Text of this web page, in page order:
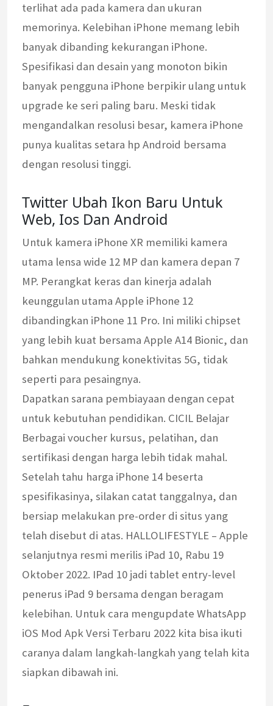
terlihat ada pada kamera dan ukuran
memorinya. Kelebihan iPhone memang lebih
banyak dibanding kekurangan iPhone.
Spesifikasi dan desain yang monoton bikin
banyak pengguna iPhone berpikir ulang untuk
upgrade ke seri paling baru. Meski tidak
mengandalkan resolusi besar, kamera iPhone
punya kualitas setara hp Android bersama
dengan resolusi tinggi.
Twitter Ubah Ikon Baru Untuk
Web, Ios Dan Android
Untuk kamera iPhone XR memiliki kamera
utama lensa wide 12 MP dan kamera depan 7
MP. Perangkat keras dan kinerja adalah
keunggulan utama Apple iPhone 12
dibandingkan iPhone 11 Pro. Ini miliki chipset
yang lebih kuat bersama Apple A14 Bionic, dan
bahkan mendukung konektivitas 5G, tidak
seperti para pesaingnya.
Dapatkan sarana pembiayaan dengan cepat
untuk kebutuhan pendidikan. CICIL Belajar
Berbagai voucher kursus, pelatihan, dan
sertifikasi dengan harga lebih tidak mahal.
Setelah tahu harga iPhone 14 beserta
spesifikasinya, silakan catat tanggalnya, dan
bersiap melakukan pre-order di situs yang
telah disebut di atas. HALLOLIFESTYLE – Apple
selanjutnya resmi merilis iPad 10, Rabu 19
Oktober 2022. IPad 10 jadi tablet entry-level
penerus iPad 9 bersama dengan beragam
kelebihan. Untuk cara mengupdate WhatsApp
iOS Mod Apk Versi Terbaru 2022 kita bisa ikuti
caranya dalam langkah-langkah yang telah kita
siapkan dibawah ini.